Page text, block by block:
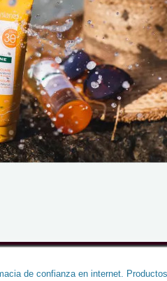
de confianza en internet.